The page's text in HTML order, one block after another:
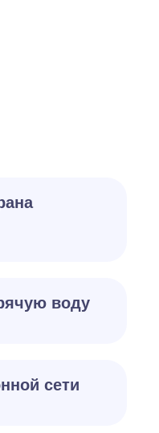
воду
сети